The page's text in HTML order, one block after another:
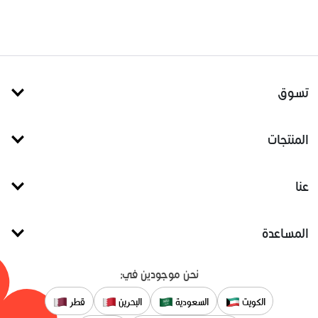
تسوق
المنتجات
عنا
المساعدة
نحن موجودين في:
الكويت السعودية البحرين قطر